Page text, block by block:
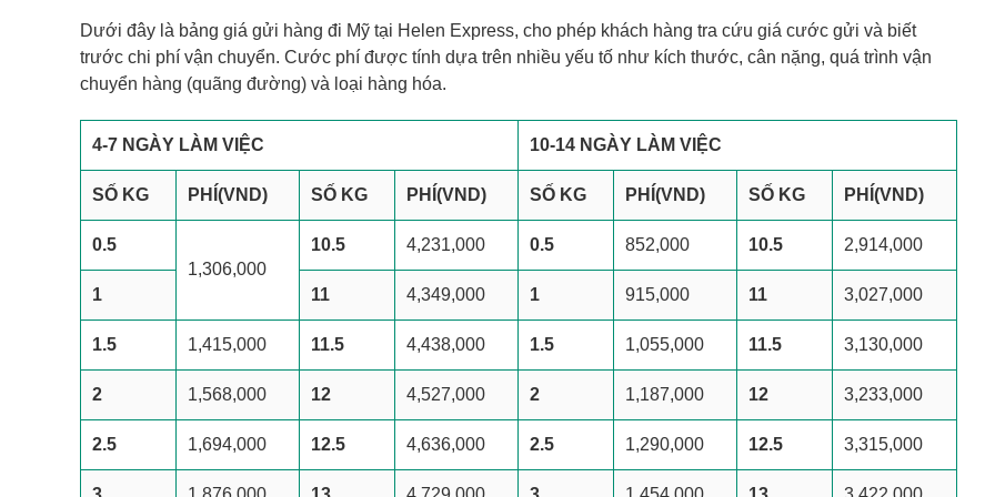
Dưới đây là bảng giá gửi hàng đi Mỹ tại Helen Express, cho phép khách hàng tra cứu giá cước gửi và biết
trước chi phí vận chuyển. Cước phí được tính dựa trên nhiều yếu tố như kích thước, cân nặng, quá trình vận
chuyển hàng (quãng đường) và loại hàng hóa.
4-7 NGÀY LÀM VIỆC 10-14 NGÀY LÀM VIỆC
SỐ KG PHÍ (VND) SỐ KG PHÍ (VND) SỐ KG PHÍ (VND) SỐ KG PHÍ (VND)
0.5
1,306,000
10.5 4,231,000 0.5 852,000 10.5 2,914,000
1 11 4,349,000 1 915,000 11 3,027,000
1.5 1,415,000 11.5 4,438,000 1.5 1,055,000 11.5 3,130,000
2 1,568,000 12 4,527,000 2 1,187,000 12 3,233,000
2.5 1,694,000 12.5 4,636,000 2.5 1,290,000 12.5 3,315,000